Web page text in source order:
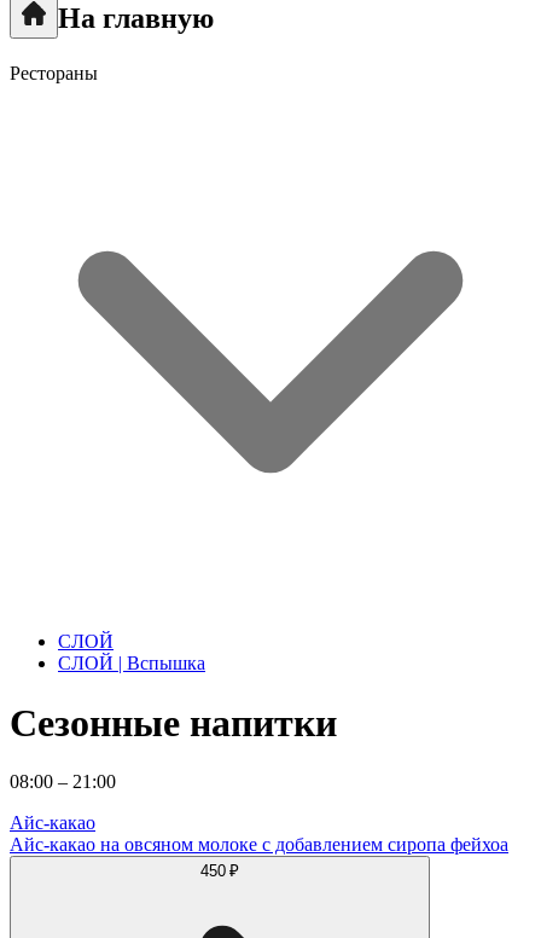
На главную
Рестораны
СЛОЙ
СЛОЙ | Вспышка
Сезонные напитки
08:00 – 21:00
Айс-какао
Айс-какао на овсяном молоке с добавлением сиропа фейхоа
450 ₽